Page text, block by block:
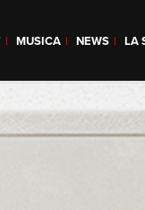
MUSICA NEWS LA